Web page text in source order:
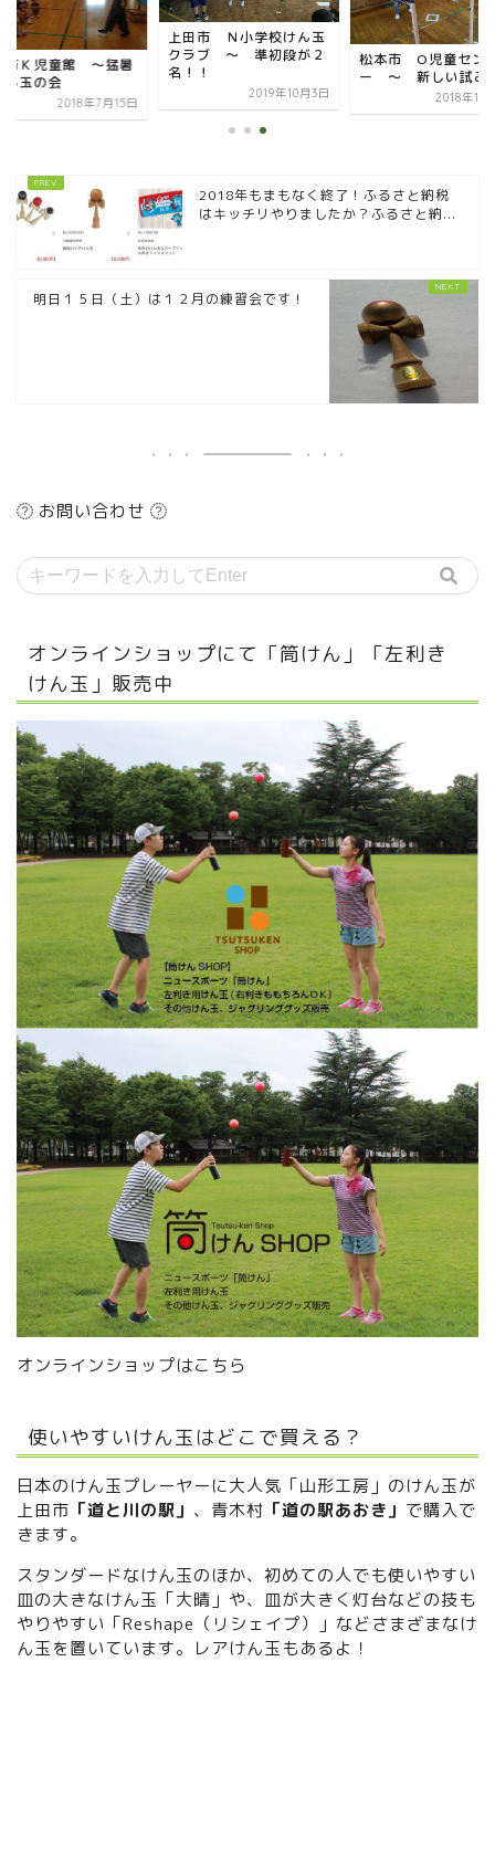
市Ｋ児童館 ～猛暑
ん玉の会
2018年7月15日
上田市 Ｎ小学校けん玉
クラブ ～ 準初段が２
名！！
2019年10月3日
松本市 O児童セン
ー ～ 新しい試み
2018年11
2018年もまもなく終了！ふるさと納税
はキッチリやりましたか？ふるさと納...
明日１５日（土）は１２月の練習会です！
お問い合わせ
オンラインショップにて「筒けん」「左利き
けん玉」販売中
オンラインショップはこちら
使いやすいけん玉はどこで買える？
日本のけん玉プレーヤーに大人気「山形工房」のけん玉が
上田市 「道と川の駅」 、青木村 「道の駅あおき」 で購入で
きます。
スタンダードなけん玉のほか、初めての人でも使いやすい
皿の大きなけん玉「大晴」や、皿が大きく灯台などの技も
やりやすい「Reshape（リシェイプ）」などさまざまなけ
ん玉を置いています。レアけん玉もあるよ！